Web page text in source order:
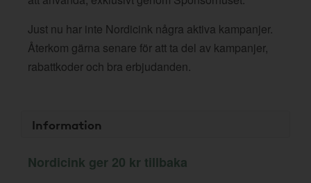
Just nu har inte Nordicink några aktiva kampanjer.
Återkom gärna senare för att ta del av kampanjer,
rabattkoder och bra erbjudanden.
Information
Nordicink ger 20 kr tillbaka